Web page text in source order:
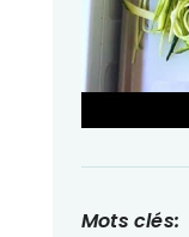
Mots clés: